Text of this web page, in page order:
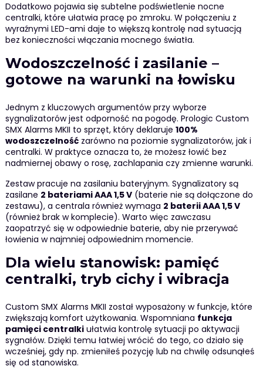
Dodatkowo pojawia się subtelne podświetlenie nocne
centralki, które ułatwia pracę po zmroku. W połączeniu z
wyraźnymi LED-ami daje to większą kontrolę nad sytuacją
bez konieczności włączania mocnego światła.
Wodoszczelność i zasilanie –
gotowe na warunki na łowisku
Jednym z kluczowych argumentów przy wyborze
sygnalizatorów jest odporność na pogodę. Prologic Custom
SMX Alarms MKII to sprzęt, który deklaruje 100%
wodoszczelnośćzarówno na poziomie sygnalizatorów, jak i
centralki. W praktyce oznacza to, że możesz łowić bez
nadmiernej obawy o rosę, zachlapania czy zmienne warunki.
Zestaw pracuje na zasilaniu bateryjnym. Sygnalizatory są
zasilane 2 bateriami AAA 1,5 V(baterie nie są dołączone do
zestawu), a centrala również wymaga 2 baterii AAA 1,5 V
(również brak w komplecie). Warto więc zawczasu
zaopatrzyć się w odpowiednie baterie, aby nie przerywać
łowienia w najmniej odpowiednim momencie.
Dla wielu stanowisk: pamięć
centralki, tryb cichy i wibracja
Custom SMX Alarms MKII został wyposażony w funkcje, które
zwiększają komfort użytkowania. Wspomniana funkcja
pamięci centralkiułatwia kontrolę sytuacji po aktywacji
sygnałów. Dzięki temu łatwiej wrócić do tego, co działo się
wcześniej, gdy np. zmieniłeś pozycję lub na chwilę odsunąłeś
się od stanowiska.